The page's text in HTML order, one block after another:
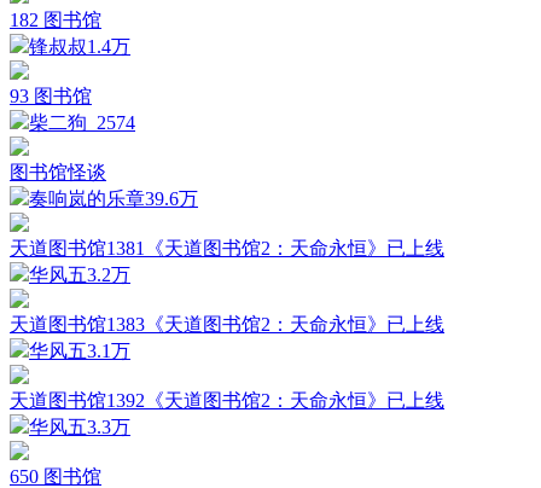
182 图书馆
锋叔叔1.4万
93 图书馆
柴二狗_ 2574
图书馆怪谈
奏响岚的乐章39.6万
天道图书馆1381《天道图书馆2：天命永恒》已上线
华风五3.2万
天道图书馆1383《天道图书馆2：天命永恒》已上线
华风五3.1万
天道图书馆1392《天道图书馆2：天命永恒》已上线
华风五3.3万
650 图书馆